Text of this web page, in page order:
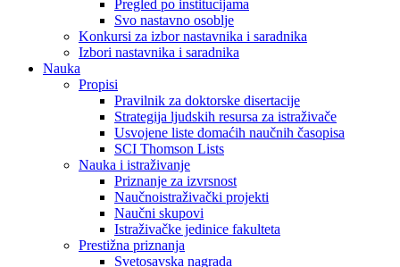
Pregled po institucijama
Svo nastavno osoblje
Konkursi za izbor nastavnika i saradnika
Izbori nastavnika i saradnika
Nauka
Propisi
Pravilnik za doktorske disertacije
Strategija ljudskih resursa za istraživače
Usvojene liste domaćih naučnih časopisa
SCI Thomson Lists
Nauka i istraživanje
Priznanje za izvrsnost
Naučnoistraživački projekti
Naučni skupovi
Istraživačke jedinice fakulteta
Prestižna priznanja
Svetosavska nagrada